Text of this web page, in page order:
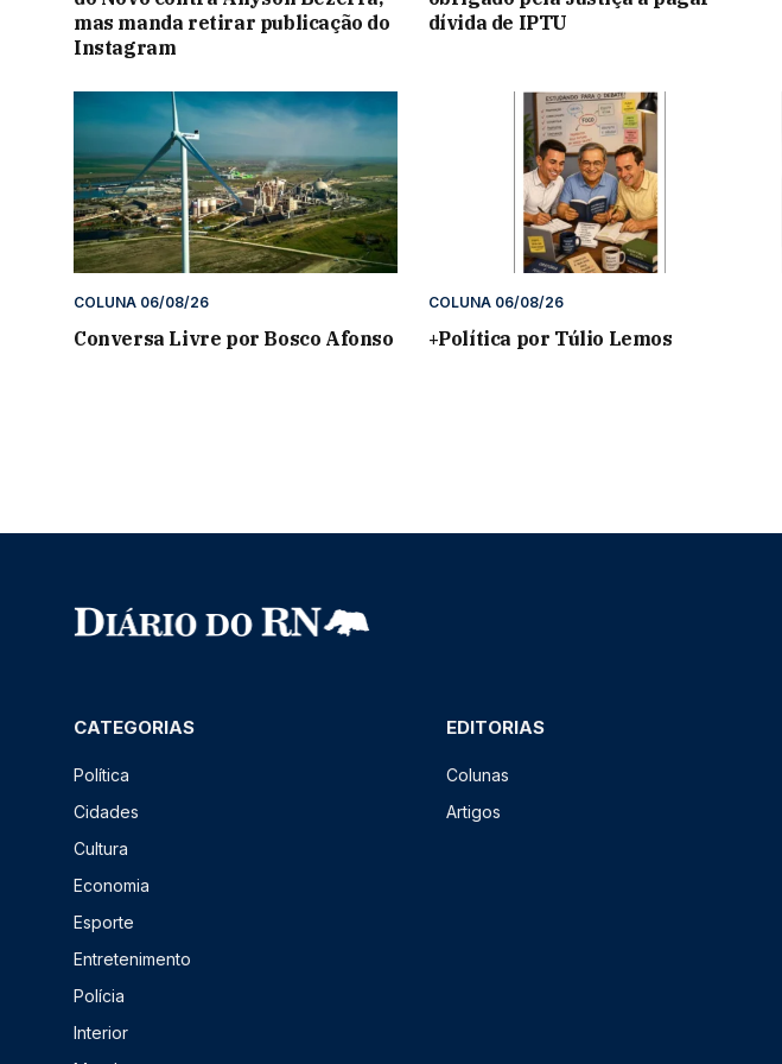
mas manda retirar publicação do
Instagram
dívida de IPTU
COLUNA 06/08/26
Conversa Livre por Bosco Afonso
COLUNA 06/08/26
+Política por Túlio Lemos
CATEGORIAS
Política
Cidades
Cultura
Economia
Esporte
Entretenimento
Polícia
Interior
EDITORIAS
Colunas
Artigos